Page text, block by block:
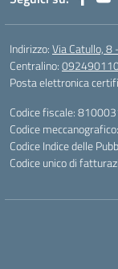
Indirizzo:Via Catullo, 8
Centralino:
Posta elettronica
Codice fiscale:
Codice meccanografico:
Codice Indice delle
Codice unico di